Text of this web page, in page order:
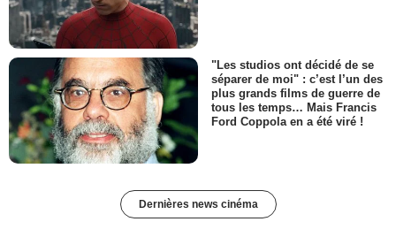
"Les studios ont décidé de se
séparer de moi" : c’est l’un des
plus grands films de guerre de
tous les temps… Mais Francis
Ford Coppola en a été viré !
Dernières news cinéma